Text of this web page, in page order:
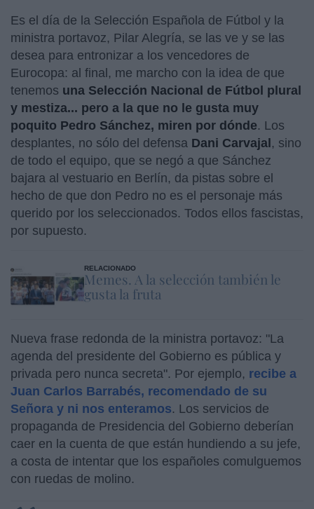
Es el día de la Selección Española de Fútbol y la
ministra portavoz, Pilar Alegría, se las ve y se las
desea para entronizar a los vencedores de
Eurocopa: al final, me marcho con la idea de que
tenemos una Selección Nacional de Fútbol plural
y mestiza... pero a la que no le gusta muy
poquito Pedro Sánchez, miren por dónde. Los
desplantes, no sólo del defensa Dani Carvajal, sino
de todo el equipo, que se negó a que Sánchez
bajara al vestuario en Berlín, da pistas sobre el
hecho de que don Pedro no es el personaje más
querido por los seleccionados. Todos ellos fascistas,
por supuesto.
RELACIONADO
Memes. A la selección también le
gusta la fruta
Nueva frase redonda de la ministra portavoz: "La
agenda del presidente del Gobierno es pública y
privada pero nunca secreta". Por ejemplo, recibe a
Juan Carlos Barrabés, recomendado de su
Señora y ni nos enteramos. Los servicios de
propaganda de Presidencia del Gobierno deberían
caer en la cuenta de que están hundiendo a su jefe,
a costa de intentar que los españoles comulguemos
con ruedas de molino.